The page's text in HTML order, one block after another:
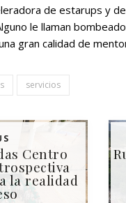
de estarups y
le llaman
gran calidad de
servicios
Centro
la realidad